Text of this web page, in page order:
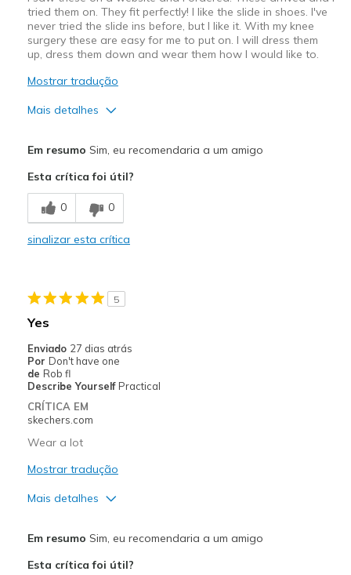
tried them on. They fit perfectly! I like the slide in shoes. I've
never tried the slide ins before, but I like it. With my knee
surgery these are easy for me to put on. I will dress them
up, dress them down and wear them how I would like to.
Mostrar tradução
Mais detalhes
Comfortable
Stylish
Going Out
Travel
Width
Sizing
View On Shoes
Em resumo Sim, eu recomendaria a um amigo
Esta crítica foi útil?
0 0
sinalizar esta crítica
5
Yes
Enviado 27 dias atrás
Por Don't have one
de Rob fl
Describe Yourself Practical
CRÍTICA EM
skechers.com
Wear a lot
Mostrar tradução
Mais detalhes
Em resumo Sim, eu recomendaria a um amigo
Esta crítica foi útil?